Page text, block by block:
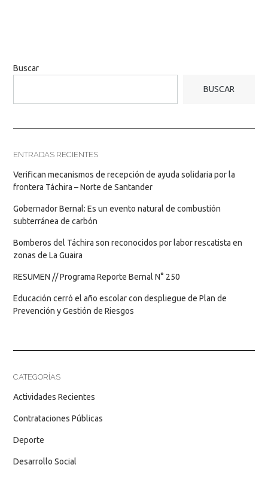
Buscar
BUSCAR
ENTRADAS RECIENTES
Verifican mecanismos de recepción de ayuda solidaria por la
frontera Táchira – Norte de Santander
Gobernador Bernal: Es un evento natural de combustión
subterránea de carbón
Bomberos del Táchira son reconocidos por labor rescatista en
zonas de La Guaira
RESUMEN // Programa Reporte Bernal N° 250
Educación cerró el año escolar con despliegue de Plan de
Prevención y Gestión de Riesgos
CATEGORÍAS
Actividades Recientes
Contrataciones Públicas
Deporte
Desarrollo Social